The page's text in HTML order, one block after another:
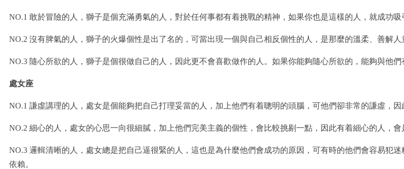
NO.1 敢於冒險的人，獅子是個充滿勇氣的人，對於任何事都有着挑戰的精神，如果你也是這樣的人，就成功吸
NO.2 沒有脾氣的人，獅子的火爆個性是出了名的，可當出現一個與自己相反個性的人，是那麼的溫柔、善解人
NO.3 隨心所欲的人，獅子是個很做自己的人，因此更不會喜歡做作的人。如果你能夠隨心所欲的，能夠與他們
處女座
NO.1 謙虛講理的人，處女是個能夠把自己打理妥當的人，加上他們有着聰明的頭腦，可他們卻非常的謙虛，
NO.2 細心的人，處女的心思一向很細膩，加上他們完美主義的個性，會比較挑剔一點，因此有着細心的人，會
NO.3 邏輯清晰的人，處女總是把自己逼很緊的人，這也是為什麼他們會成功的原因，可有時的他們會容易犯
依賴。